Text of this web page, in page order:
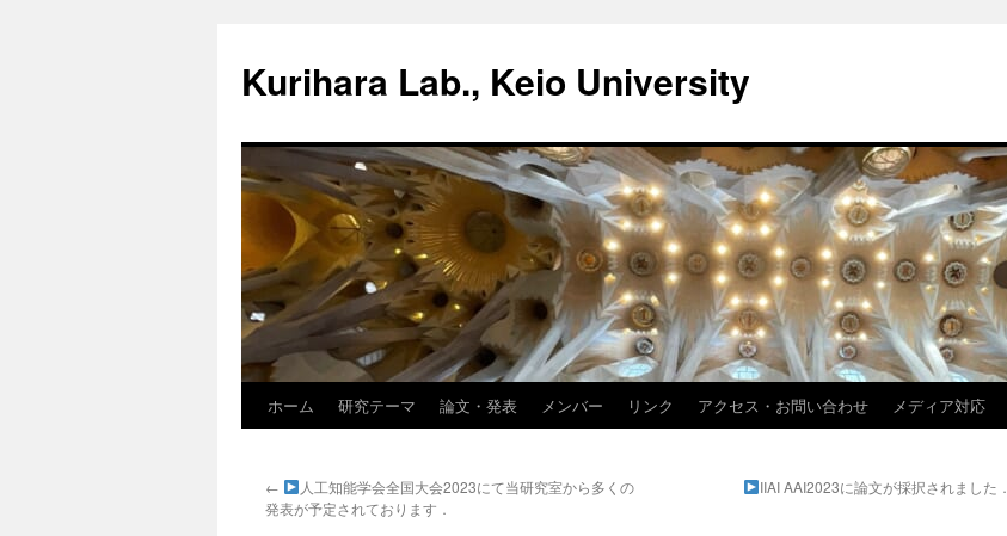
Kurihara Lab., Keio University
Skip
content
ホーム 研究テーマ 論文・発表 メンバー リンク アクセス・お問い合わせ メディア対応
←
人工知能学会全国大会2023にて当研究室から多くの
発表が予定されております．
IIAI AAI2023に論文が採択されました．